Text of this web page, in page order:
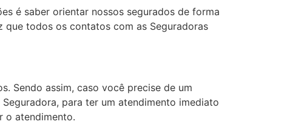
é saber orientar nossos segurados de forma
que todos os contatos com as Seguradoras
Sendo assim, caso você precise de um
para ter um atendimento imediato
o atendimento.